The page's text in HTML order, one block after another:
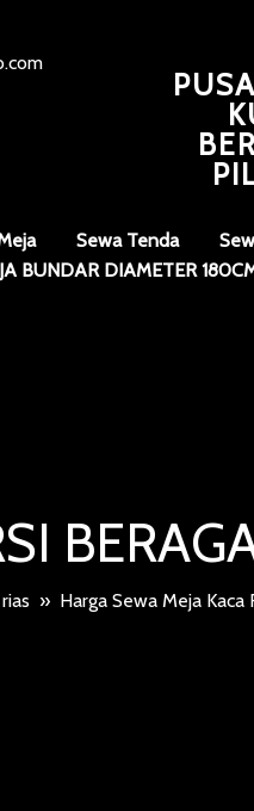
Sewa Tenda
BUNDAR DIAMETER
» Harga Sewa Meja